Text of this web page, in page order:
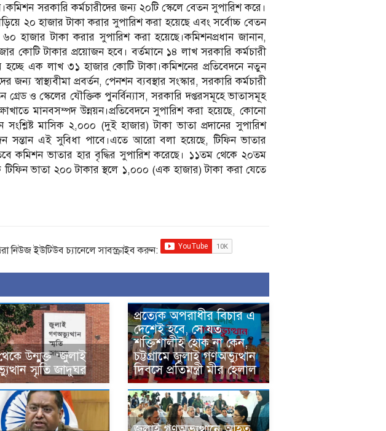
সরকারি কর্মচারীদের জন্য ২০টি স্কেলে বেতন সুপারিশ করে।
২০ হাজার টাকা করার সুপারিশ করা হয়েছে এবং সর্বোচ্চ বেতন
হাজার টাকা করার সুপারিশ করা হয়েছে।কমিশনপ্রধান জানান,
কোটি টাকার প্রয়োজন হবে। বর্তমানে ১৪ লাখ সরকারি কর্মচারী
এক লাখ ৩১ হাজার কোটি টাকা।কমিশনের প্রতিবেদনে নতুন
স্বাস্থ্যবীমা প্রবর্তন, পেনশন ব্যবস্থার সংস্কার, সরকারি কর্মচারী
ও স্কেলের যৌক্তিক পুনর্বিন্যাস, সরকারি দপ্তরসমূহে ভাতাসমূহ
মানবসম্পদ উন্নয়ন।প্রতিবেদনে সুপারিশ করা হয়েছে, কোনো
সংশ্লিষ্ট মাসিক ২,০০০ (দুই হাজার) টাকা ভাতা প্রদানের সুপারিশ
সন্তান এই সুবিধা পাবে।এতে আরো বলা হয়েছে, টিফিন ভাতার
কমিশন ভাতার হার বৃদ্ধির সুপারিশ করেছে। ১১তম থেকে ২০তম
টিফিন ভাতা ২০০ টাকার স্থলে ১,০০০ (এক হাজার) টাকা করা যেতে
নিউজ ইউটিউব চ্যানেলে সাবস্ক্রাইব করুন:
উন্মুক্ত ‘জুলাই
স্মৃতি জাদুঘর
প্রত্যেক অপরাধীর বিচার এ
দেশেই হবে, সে যত
শক্তিশালীই হোক না কেন,
চট্টগ্রামে জুলাই গণঅভ্যুত্থান
দিবসে প্রতিমন্ত্রী মীর হেলাল